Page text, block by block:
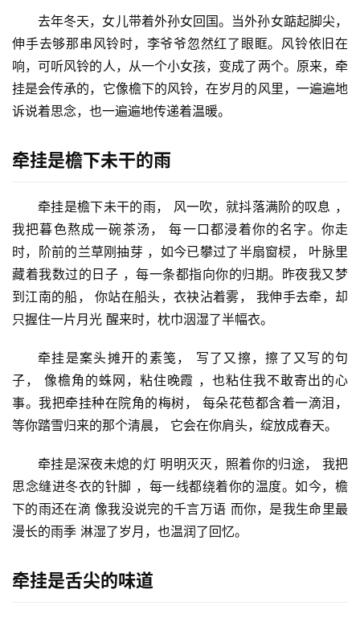
去年冬天，女儿带着外孙女回国。当外孙女踮起脚尖，
伸手去够那串风铃时，李爷爷忽然红了眼眶。风铃依旧在
响，可听风铃的人，从一个小女孩，变成了两个。原来，牵
挂是会传承的，它像檐下的风铃，在岁月的风里，一遍遍地
诉说着思念，也一遍遍地传递着温暖。
牵挂是檐下未干的雨
牵挂是檐下未干的雨， 风一吹，就抖落满阶的叹息 ，
我把暮色熬成一碗茶汤， 每一口都浸着你的名字。你走
时，阶前的兰草刚抽芽 ，如今已攀过了半扇窗棂， 叶脉里
藏着我数过的日子 ，每一条都指向你的归期。昨夜我又梦
到江南的船， 你站在船头，衣袂沾着雾， 我伸手去牵，却
只握住一片月光 醒来时，枕巾洇湿了半幅衣。
牵挂是案头摊开的素笺， 写了又擦，擦了又写的句
子， 像檐角的蛛网，粘住晚霞 ，也粘住我不敢寄出的心
事。我把牵挂种在院角的梅树， 每朵花苞都含着一滴泪，
等你踏雪归来的那个清晨， 它会在你肩头，绽放成春天。
牵挂是深夜未熄的灯 明明灭灭，照着你的归途， 我把
思念缝进冬衣的针脚 ，每一线都绕着你的温度。如今，檐
下的雨还在滴 像我没说完的千言万语 而你，是我生命里最
漫长的雨季 淋湿了岁月，也温润了回忆。
牵挂是舌尖的味道